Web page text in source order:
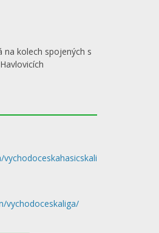
na kolech spojených s
vychodoceskaliga/